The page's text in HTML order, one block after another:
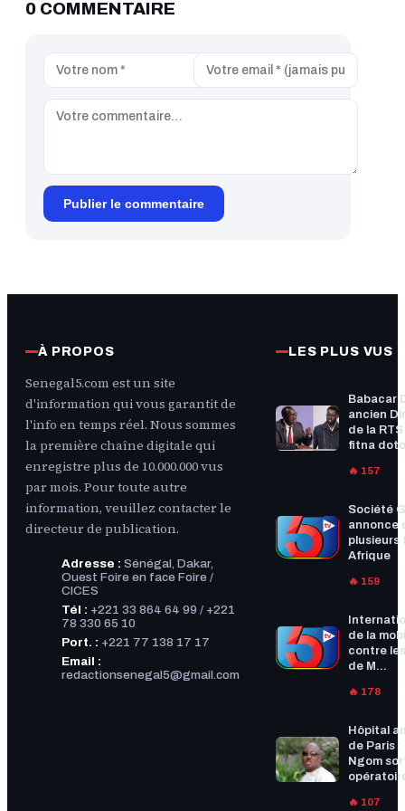
0 COMMENTAIRE
Publier le commentaire
À PROPOS
Senegal5.com est un site
d'information qui vous garantit de
l'info en temps réel. Nous sommes
la première chaîne digitale qui
enregistre plus de 10.000.000 vus
par mois. Pour toute autre
information, veuillez contacter le
directeur de publication.
Adresse : Sénégal, Dakar,
Ouest Foire en face Foire /
CICES
Tél : +221 33 864 64 99 / +221
78 330 65 10
Port. : +221 77 138 17 17
Email :
redactionsenegal5@gmail.com
LES PLUS VUS
Babacar
ancien
de la RTS
fitna
🔥 157
Société
annonce
plusieurs
Afrique
🔥 159
de la
contre
de M...
🔥 178
Hôpital
de Paris :
Ngom
🔥 107